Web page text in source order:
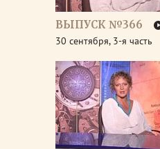
ВЫПУСК №366
30 сентября, 3-я часть